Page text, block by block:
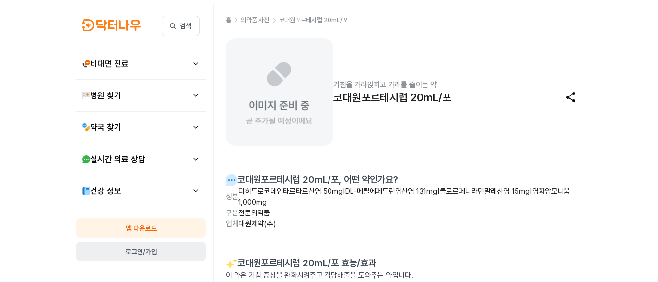
검색
비대면 진료
병원 찾기
약국 찾기
실시간 의료 상담
건강 정보
앱 다운로드
로그인/가입
홈 의약품 사전 코대원포르테시럽 20mL/포
기침을 가라앉히고 가래를 줄이는 약
코대원포르테시럽 20mL/포 share
코대원포르테시럽 20mL/포, 어떤 약인가요?
성분
디히드로코데인타르타르산염 50mg|DL-메틸에페드린염산염 131mg|클로르페니라민말레산염 15mg|염화암모니움
1,000mg
구분전문의약품
업체 대원제약(주)
코대원포르테시럽 20mL/포 효능/효과
이 약은 기침 증상을 완화시켜주고 객담배출을 도와주는 약입니다.